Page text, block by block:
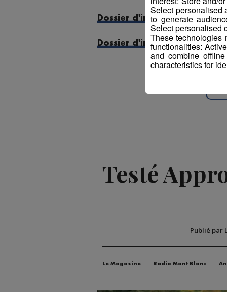
Dossier d'inscription -
Dossier d'inscription - Servoz
Testé
Publié par
Le Magazine Radio Mont Blanc
Select personalised
to generate
Select personalised
These technologies
functionalities:
and combine
characteristics for